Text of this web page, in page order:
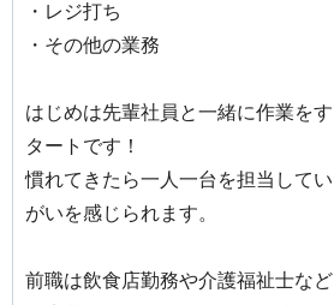
・レジ打ち
・その他の業務
はじめは先輩社員と一緒に作業を
タートです！
慣れてきたら一人一台を担当して
がいを感じられます。
前職は飲食店勤務や介護福祉士な